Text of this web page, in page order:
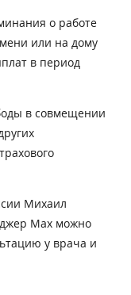
о работе
или на дому
в период
в совмещении
Михаил
Max можно
у врача и